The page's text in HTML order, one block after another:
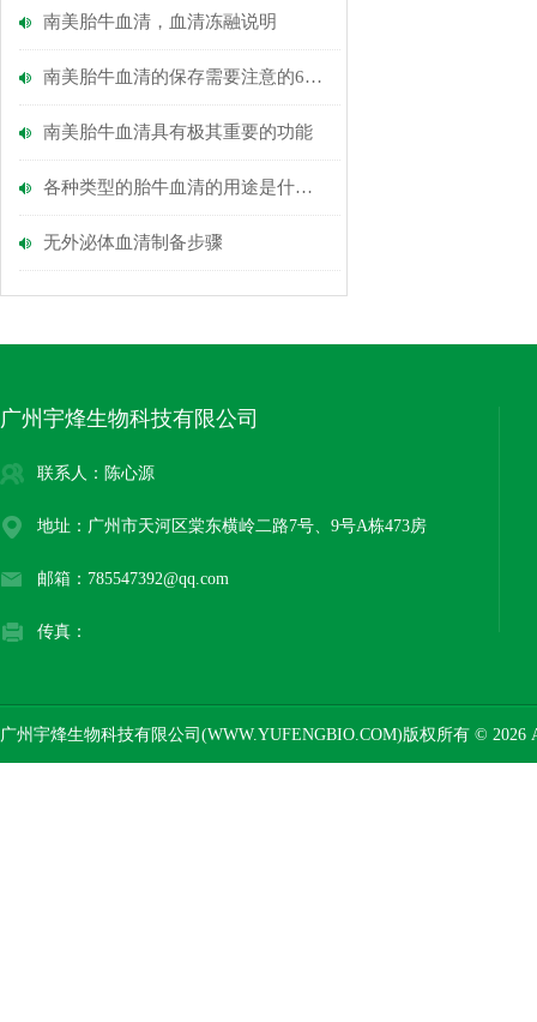
南美胎牛血清，血清冻融说明
南美胎牛血清的保存需要注意的6个知识
南美胎牛血清具有极其重要的功能
各种类型的胎牛血清的用途是什么？
无外泌体血清制备步骤
广州宇烽生物科技有限公司
联系人：陈心源
地址：广州市天河区棠东横岭二路7号、9号A栋473房
邮箱：785547392@qq.com
传真：
广州宇烽生物科技有限公司(WWW.YUFENGBIO.COM)版权所有 © 2026